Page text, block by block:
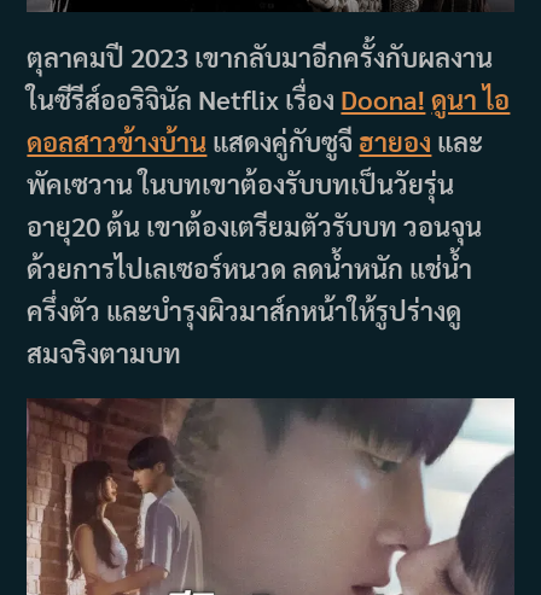
ตุลาคมปี 2023 เขากลับมาอีกครั้งกับผลงาน
ในซีรีส์ออริจินัล Netflix เรื่อง Doona! ดูนา ไอ
ดอลสาวข้างบ้าน แสดงคู่กับซูจี ฮายอง และ
พัคเซวาน ในบทเขาต้องรับบทเป็นวัยรุ่น
อายุ20 ต้น เขาต้องเตรียมตัวรับบท วอนจุน
ด้วยการไปเลเซอร์หนวด ลดน้ำหนัก แช่น้ำ
ครึ่งตัว และบำรุงผิวมาส์กหน้าให้รูปร่างดู
สมจริงตามบท